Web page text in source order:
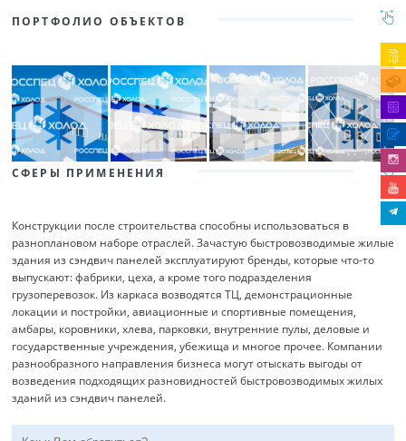
ПОРТФОЛИО ОБЪЕКТОВ
СФЕРЫ ПРИМЕНЕНИЯ
Конструкции после строительства способны использоваться в
разноплановом наборе отраслей. Зачастую быстровозводимые жилые
здания из сэндвич панелей эксплуатируют бренды, которые что-то
выпускают: фабрики, цеха, а кроме того подразделения
грузоперевозок. Из каркаса возводятся ТЦ, демонстрационные
локации и постройки, авиационные и спортивные помещения,
амбары, коровники, хлева, парковки, внутренние пулы, деловые и
государственные учреждения, убежища и многое прочее. Компании
разнообразного направления бизнеса могут отыскать выгоды от
возведения подходящих разновидностей быстровозводимых жилых
зданий из сэндвич панелей.